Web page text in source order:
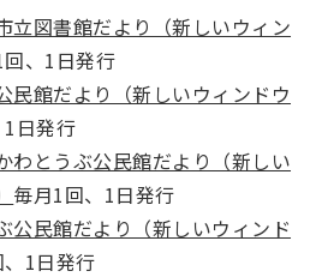
立図書館だより（新しいウィン
回、1日発行
民館だより（新しいウィンドウ
日発行
わとうぶ公民館だより（新しい
毎月1回、1日発行
公民館だより（新しいウィンド
1日発行